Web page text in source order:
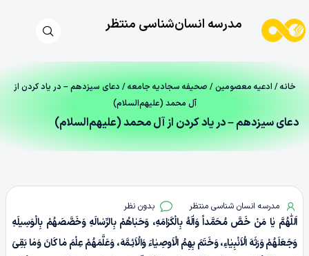
مدرسه انسان‌شناسی منتظر
خانه/ ادعیه معصومین/ صحیفه سجادیه جامعه/ دعای سیزدهم – در یاد کردن از
آل محمد (علیهم‌السلام)
دعای سیزدهم – در یاد کردن از آل محمد (علیهم‌السلام)
مدرسه انسان شناسی منتظر بدون نظر
اَللّٰهُمَّ یٰا مَنْ خَصَّ مُحَمَّداً وَاٰلَهُ بِالْکَرٰامَهِ، وَحَبٰاهُمْ بِالرِّسٰالَهِ وَخَصَّصَهُمْ بِالْوَسِیلَهِ
وَجَعَلَهُمْ وَرَثَهَ الْاَنْبِیٰاءِ، وَخَتَمَ بِهِمُ الْاَوصِیٰاءَ وَالْاَئِـمَّهَ، وَعَلَّمَهُمْ عِلْمَ مٰا کَانَ وَمٰا بَقِىَ